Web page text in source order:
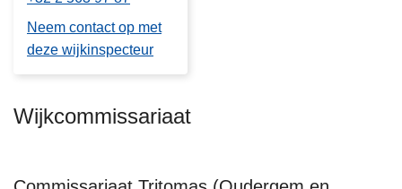
Neem contact op met
deze wijkinspecteur
Wijkcommissariaat